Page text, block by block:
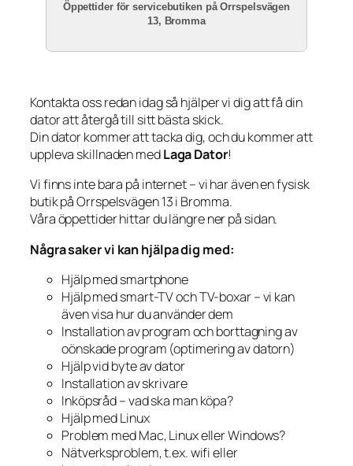
Öppettider för servicebutiken på Orrspelsvägen
13, Bromma
Kontakta oss redan idag så hjälper vi dig att få din
dator att återgå till sitt bästa skick.
Din dator kommer att tacka dig, och du kommer att
uppleva skillnaden medLaga Dator!
Vi finns inte bara på internet – vi har även en fysisk
butik på Orrspelsvägen 13 i Bromma.
Våra öppettider hittar du längre ner på sidan.
Några saker vi kan hjälpa dig med:
Hjälp med smartphone
Hjälp med smart-TV och TV-boxar – vi kan
även visa hur du använder dem
Installation av program och borttagning av
oönskade program (optimering av datorn)
Hjälp vid byte av dator
Installation av skrivare
Inköpsråd – vad ska man köpa?
Hjälp med Linux
Problem med Mac, Linux eller Windows?
Nätverksproblem, t.ex. wifi eller